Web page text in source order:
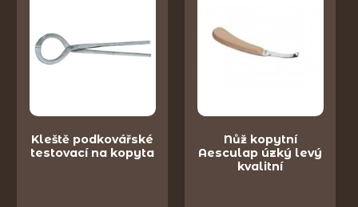
Kleště podkovářské
testovací na kopyta
Nůž kopytní
Aesculap úzký levý
kvalitní